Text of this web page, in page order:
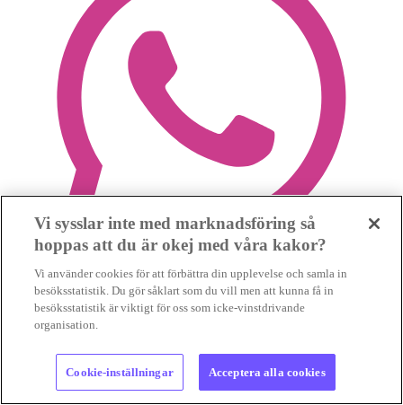
Vi sysslar inte med marknadsföring så
hoppas att du är okej med våra kakor?
Vi använder cookies för att förbättra din upplevelse och samla in
besöksstatistik. Du gör såklart som du vill men att kunna få in
besöksstatistik är viktigt för oss som icke-vinstdrivande
organisation.
Cookie-inställningar Acceptera alla cookies